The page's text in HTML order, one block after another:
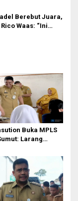
Berebut Juara,
Waas: “Ini
Buka MPLS
Larang
dan Orang Tua